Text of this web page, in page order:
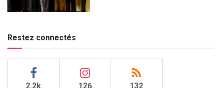
Restez connectés
2.2k 126 132